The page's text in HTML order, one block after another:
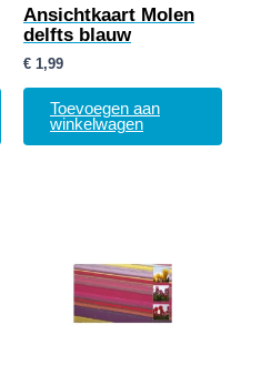
Ansichtkaart Molen
delfts blauw
€ 1,99
Toevoegen aan
winkelwagen